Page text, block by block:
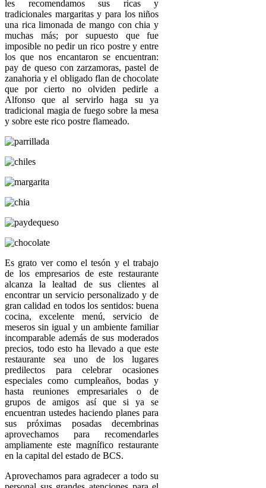
les recomendamos sus ricas y
tradicionales margaritas y para los niños
una rica limonada de mango con chia y
muchas más; por supuesto que fue
imposible no pedir un rico postre y entre
los que nos encantaron se encuentran:
pay de queso con zarzamoras, pastel de
zanahoria y el obligado flan de chocolate
que por cierto no olviden pedirle a
Alfonso que al servirlo haga su ya
tradicional magia de fuego sobre la mesa
y sobre este rico postre flameado.
Es grato ver como el tesón y el trabajo
de los empresarios de este restaurante
alcanza la lealtad de sus clientes al
encontrar un servicio personalizado y de
gran calidad en todos los sentidos: buena
cocina, excelente menú, servicio de
meseros sin igual y un ambiente familiar
incomparable además de sus moderados
precios, todo esto ha llevado a que este
restaurante sea uno de los lugares
predilectos para celebrar ocasiones
especiales como cumpleaños, bodas y
hasta reuniones empresariales o de
grupos de amigos así que si ya se
encuentran ustedes haciendo planes para
sus próximas posadas decembrinas
aprovechamos para recomendarles
ampliamente este magnífico restaurante
en la capital del estado de BCS.
Aprovechamos para agradecer a todo su